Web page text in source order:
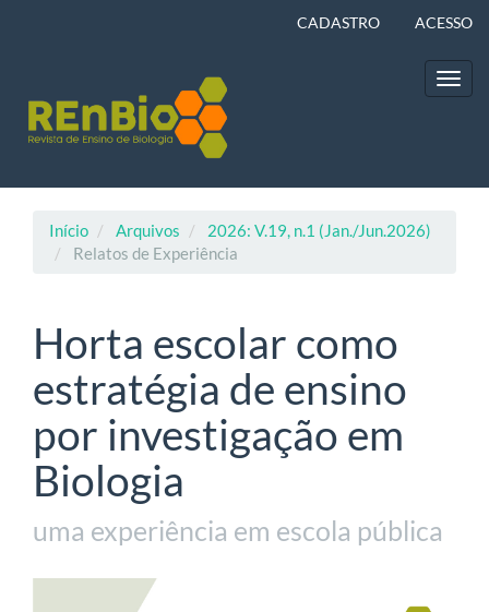
Barra
Lateral
CADASTRO ACESSO
Início Arquivos
2026: V.19, n.1 (Jan./Jun.2026)
Relatos de Experiência
Horta escolar como
estratégia de ensino
por investigação em
Biologia
uma experiência em escola pública